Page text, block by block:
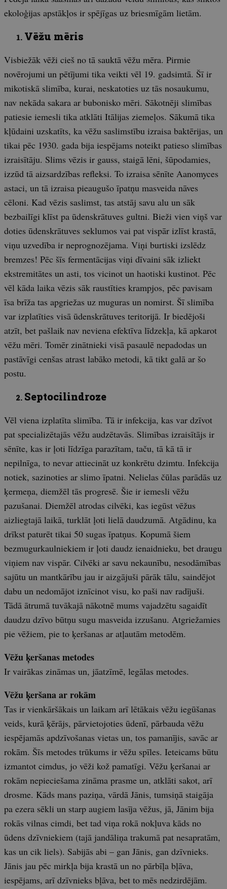
ekoloģijas ap­stākļos ir spējīgas uz briesmīgām lietām.
Vēžu mēris
Visbiežāk vēži cieš no tā sauktā vēžu mēra. Pirmie
novērojumi un pētījumi tika veikti vēl 19. gadsimtā. Šī ir
mikotiskā slimība, kurai, neskatoties uz tās nosaukumu,
nav nekāda sakara ar bubonisko mēri. Sākotnēji slimības
patiesie iemesli tika atklāti Itālijas ziemeļos. Sākumā tika
kļūdaini uzskatīts, ka vēžu saslimstību izraisa baktērijas, un
tikai pēc 1930. gada bija iespējams noteikt patieso slimības
izraisītāju. Slims vēzis ir gauss, staigā lēni, šūpodamies,
izzūd tā aizsardzības refleksi. To izraisa sēnīte Aanomyces
astaci, un tā izraisa pieaugušo īpatņu masveida nāves
cēloni. Kad vēzis saslimst, tas atstāj savu alu un sāk
bezbailīgi klīst pa ūdenskrātuves gultni. Bieži vien viņš var
doties ūdenskrātuves seklumos vai pat vispār izlīst krastā,
viņu uzvedība ir neprognozējama. Viņi burtiski izslēdz
bremzes! Pēc šīs fermentācijas viņi dīvaini sāk izliekt
ekstremitātes un asti, tos vicinot un haotiski kustinot. Pēc
vēl kāda laika vēzis sāk raustīties kram­pjos, pēc pavisam
īsa brīža tas apgriežas uz muguras un nomirst. Šī slimība
var izplatīties visā ūdenskrātuves teritorijā. Ir biedējoši
atzīt, bet pašlaik nav neviena efektīva līdzekļa, kā apkarot
vēžu mēri. Tomēr zinātnieki visā pasaulē nepadodas un
pastāvīgi cenšas atrast labāko metodi, kā tikt galā ar šo
postu.
Septocilindroze
Vēl viena izplatīta slimība. Tā ir infekcija, kas var dzīvot
pat specializētajās vēžu audzētavās. Slimības izraisītājs ir
sēnīte, kas ir ļoti līdzīga parazītam, taču, tā kā tā ir
nepilnīga, to nevar attiecināt uz konkrētu dzimtu. Infekcija
notiek, sazinoties ar slimo īpatni. Nelielas čūlas parādās uz
ķermeņa, diemžēl tās progresē. Šie ir iemesli vēžu
pazušanai. Diem­žēl atrodas cilvēki, kas iegūst vēžus
aizliegtajā laikā, turklāt ļoti lielā daudzumā. Atgādinu, ka
drīkst paturēt tikai 50 sugas īpatņus. Kopumā šiem
bezmugurkaulniekiem ir ļoti daudz ienaidnieku, bet draugu
viņiem nav vispār. Cilvēki ar savu nekaunību, nesodāmības
sajūtu un mantkārību jau ir aizgājuši pārāk tālu, saindējot
dabu un nedomājot iznīcinot visu, ko paši nav radījuši.
Tādā ātrumā tuvākajā nākotnē mums vajadzētu sagaidīt
daudzu dzīvo būtņu sugu masveida izzušanu. Atgriežamies
pie vēžiem, pie to ķeršanas ar atļautām metodēm.
Vēžu ķeršanas metodes
Ir vairākas zināmas un, jāatzīmē, legālas metodes.
Vēžu ķeršana ar rokām
Tas ir vienkāršākais un laikam arī lētākais vēžu iegūšanas
veids, kurā ķērājs, pārvietojoties ūdenī, pārbauda vēžu
iespējamās apdzīvošanas vietas un, tos pamanījis, savāc ar
rokām. Šīs metodes trūkums ir vēžu spīles. Ieteicams būtu
izmantot cimdus, jo vēži kož pamatīgi. Vēžu ķeršanai ar
rokām nepieciešama zināma prasme un, atklāti sakot, arī
drosme. Kāds mans paziņa, vārdā Jānis, tumsiņā staigāja
pa ezera sēkli un starp augiem lasīja vēžus, jā, Jānim bija
rokās vilnas cimdi, bet tad viņa rokā nokļuva kāds no
ūdens dzīvniekiem (tajā jandāliņa trakumā pat nesapratām,
kas un cik liels). Sabijās abi – gan Jānis, gan dzīvnieks.
Jānis jau pēc mirkļa bija krastā un no pārbīļa bļāva,
iespējams, arī dzīvnieks bļāva, bet to mēs nedzirdējām.